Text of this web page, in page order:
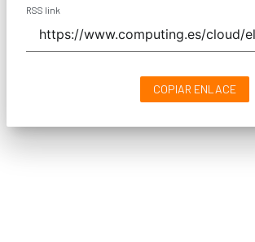
RSS link
COPIAR ENLACE